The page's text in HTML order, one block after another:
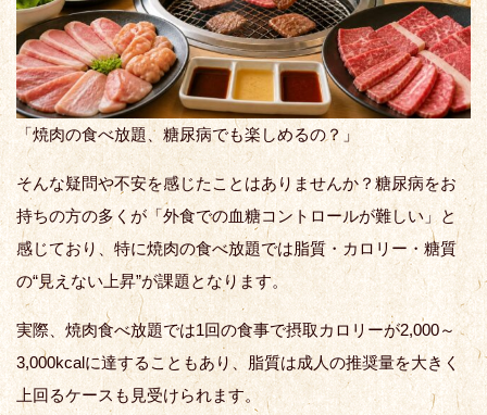
「焼肉の食べ放題、糖尿病でも楽しめるの？」
そんな疑問や不安を感じたことはありませんか？糖尿病をお
持ちの方の多くが「外食での血糖コントロールが難しい」と
感じており、特に焼肉の食べ放題では脂質・カロリー・糖質
の“見えない上昇”が課題となります。
実際、焼肉食べ放題では1回の食事で摂取カロリーが2,000～
3,000kcalに達することもあり、脂質は成人の推奨量を大きく
上回るケースも見受けられます。